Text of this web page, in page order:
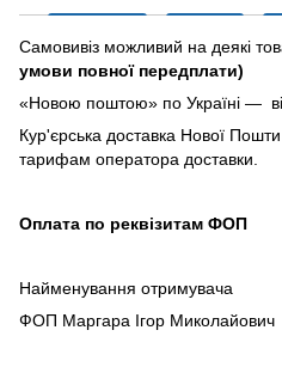
Самовивіз можливий на деякі
умови повної передплати)
«Новою поштою» по Україні —
Кур'єрська доставка Нової Пошти
тарифам оператора доставки.
Оплата по реквізитам ФОП
Найменування отримувача
ФОП Маргара Ігор Миколайович